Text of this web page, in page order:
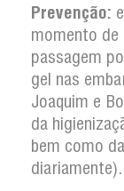
Prevenção:
momento de
passagem
gel nas
Joaquim e
da
bem como
diariamente).